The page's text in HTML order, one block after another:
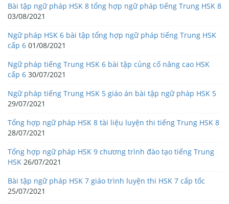
Bài tập ngữ pháp HSK 8 tổng hợp ngữ pháp tiếng Trung HSK 8
03/08/2021
Ngữ pháp HSK 6 bài tập tổng hợp ngữ pháp tiếng Trung HSK
cấp 6 01/08/2021
Ngữ pháp tiếng Trung HSK 6 bài tập củng cố nâng cao HSK
cấp 6 30/07/2021
Ngữ pháp tiếng Trung HSK 5 giáo án bài tập ngữ pháp HSK 5
29/07/2021
Tổng hợp ngữ pháp HSK 8 tài liệu luyện thi tiếng Trung HSK 8
28/07/2021
Tổng hợp ngữ pháp HSK 9 chương trình đào tạo tiếng Trung
HSK 26/07/2021
Bài tập ngữ pháp HSK 7 giáo trình luyện thi HSK 7 cấp tốc
25/07/2021